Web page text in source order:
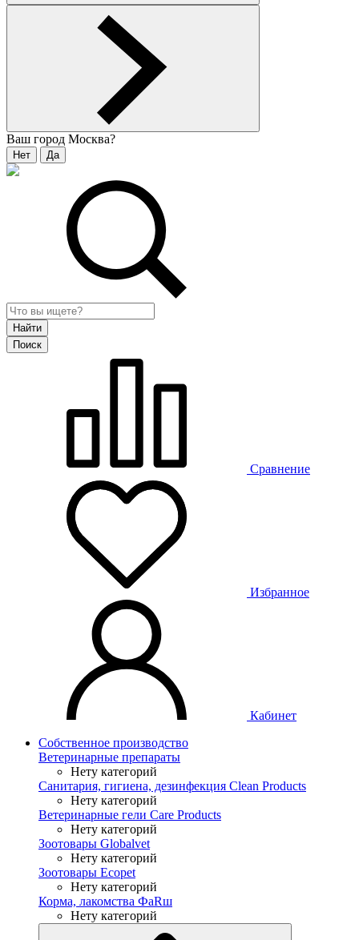
Ваш город Москва?
Нет Да
Сравнение
Избранное
Кабинет
Собственное производство
Ветеринарные препараты
Нету категорий
Санитария, гигиена, дезинфекция Clean Products
Нету категорий
Ветеринарные гели Care Products
Нету категорий
Зоотовары Globalvet
Нету категорий
Зоотовары Ecopet
Нету категорий
Корма, лакомства ФaRш
Нету категорий